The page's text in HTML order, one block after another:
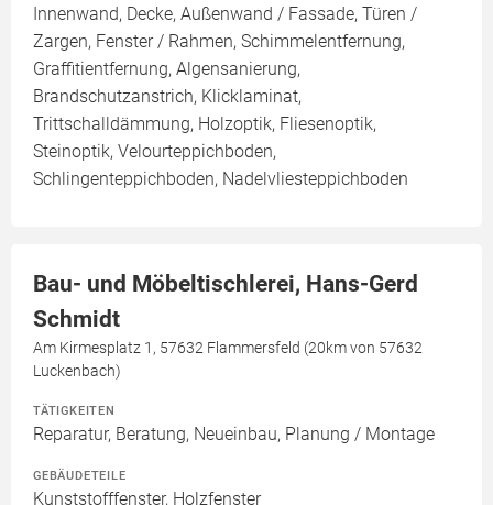
Innenwand, Decke, Außenwand / Fassade, Türen /
Zargen, Fenster / Rahmen, Schimmelentfernung,
Graffitientfernung, Algensanierung,
Brandschutzanstrich, Klicklaminat,
Trittschalldämmung, Holzoptik, Fliesenoptik,
Steinoptik, Velourteppichboden,
Schlingenteppichboden, Nadelvliesteppichboden
Bau- und Möbeltischlerei, Hans-Gerd
Schmidt
Am Kirmesplatz 1, 57632 Flammersfeld (20km von 57632
Luckenbach)
TÄTIGKEITEN
Reparatur, Beratung, Neueinbau, Planung / Montage
GEBÄUDETEILE
Kunststofffenster, Holzfenster